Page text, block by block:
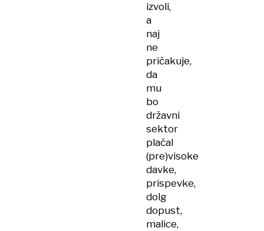
izvoli,
a
naj
ne
pričakuje,
da
mu
bo
državni
sektor
plačal
(pre)visoke
davke,
prispevke,
dolg
dopust,
malice,